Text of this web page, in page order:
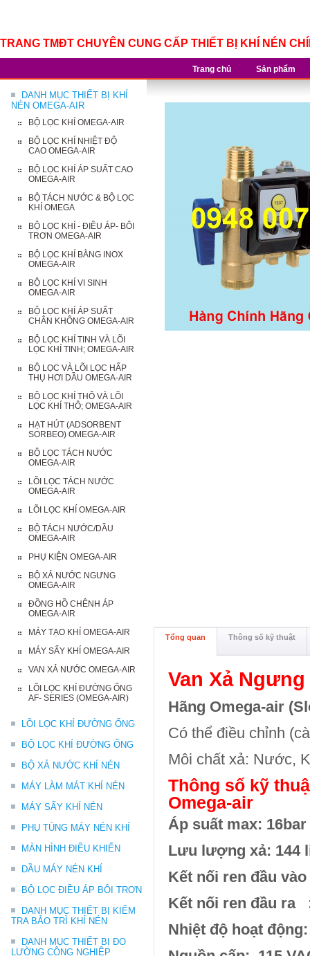
TRANG TMĐT CHUYÊN CUNG CẤP THIẾT BỊ KHÍ NÉN
Trang chủ Sản phẩm
DANH MỤC THIẾT BỊ KHÍ
NÉN OMEGA-AIR
BỘ LỌC KHÍ OMEGA-AIR
BỘ LỌC KHÍ NHIỆT ĐỘ
CAO OMEGA-AIR
BỘ LỌC KHÍ ÁP SUẤT CAO
OMEGA-AIR
BỘ TÁCH NƯỚC & BỘ LỌC
KHÍ OMEGA
BỘ LỌC KHÍ - ĐIỀU ÁP- BÔI
TRƠN OMEGA-AIR
BỘ LỌC KHÍ BẰNG INOX
OMEGA-AIR
BỘ LỌC KHÍ VI SINH
OMEGA-AIR
BỘ LỌC KHÍ ÁP SUẤT
CHÂN KHÔNG OMEGA-AIR
BỘ LỌC KHÍ TINH VÀ LÕI
LỌC KHÍ TINH; OMEGA-AIR
BỘ LỌC VÀ LÕI LỌC HẤP
THỤ HƠI DẦU OMEGA-AIR
BỘ LỌC KHÍ THÔ VÀ LÕI
LỌC KHÍ THÔ; OMEGA-AIR
HẠT HÚT (ADSORBENT
SORBEO) OMEGA-AIR
BỘ LỌC TÁCH NƯỚC
OMEGA-AIR
LÕI LỌC TÁCH NƯỚC
OMEGA-AIR
LÕI LỌC KHÍ OMEGA-AIR
BỘ TÁCH NƯỚC/DẦU
OMEGA-AIR
PHỤ KIỆN OMEGA-AIR
BỘ XẢ NƯỚC NGƯNG
OMEGA-AIR
ĐỒNG HỒ CHÊNH ÁP
OMEGA-AIR
MÁY TẠO KHÍ OMEGA-AIR
MÁY SẤY KHÍ OMEGA-AIR
VAN XẢ NƯỚC OMEGA-AIR
LÕI LỌC KHÍ ĐƯỜNG ỐNG
AF- SERIES (OMEGA-AIR)
LÕI LỌC KHÍ ĐƯỜNG ỐNG
BỘ LỌC KHÍ ĐƯỜNG ỐNG
BỘ XẢ NƯỚC KHÍ NÉN
MÁY LÀM MÁT KHÍ NÉN
MÁY SẤY KHÍ NÉN
PHỤ TÙNG MÁY NÉN KHÍ
MÀN HÌNH ĐIỀU KHIỂN
DẦU MÁY NÉN KHÍ
BỘ LỌC ĐIỀU ÁP BÔI TRƠN
DANH MỤC THIẾT BỊ KIỂM
TRA BẢO TRÌ KHÍ NÉN
DANH MỤC THIẾT BỊ ĐO
LƯỜNG CÔNG NGHIỆP
Tổng quan Thông số kỹ thuật
Van Xả
Hãng Omega-air
Có thể điều chỉnh
Môi chất xả: Nước,
Thông số kỹ
Omega-air
Áp suất max: 16bar
Lưu lượng xả: 144
Kết nối ren đầu
Kết nối ren đầu ra
Nhiệt độ hoạt động: